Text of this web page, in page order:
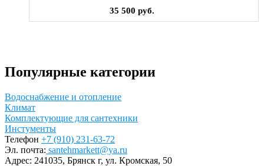
35 500 руб.
Популярные категории
Водоснабжение и отопление
Климат
Комплектующие для сантехники
Инстументы
Телефон +7 (910) 231-63-72
Эл. почта: santehmarkett@ya.ru
Адрес: 241035, Брянск г, ул. Кромская, 50